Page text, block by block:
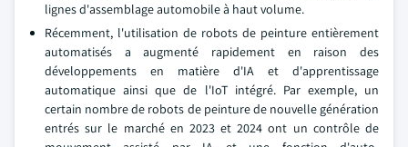
lignes d'assemblage automobile à haut volume.
Récemment, l'utilisation de robots de peinture entièrement
automatisés a augmenté rapidement en raison des
développements en matière d'IA et d'apprentissage
automatique ainsi que de l'IoT intégré. Par exemple, un
certain nombre de robots de peinture de nouvelle génération
entrés sur le marché en 2023 et 2024 ont un contrôle de